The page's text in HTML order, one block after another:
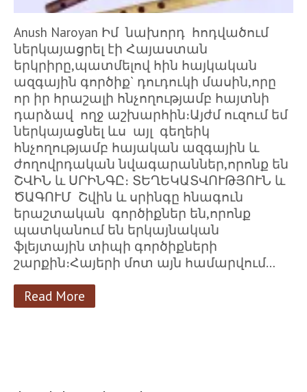
Anush Naroyan Իմ նախորդ հոդվածում
ներկայացրել էի Հայաստան
երկրիրը,պատմելով հին հայկական
ազգային գործիք` դուդուկի մասին,որը
որ իր հրաշալի հնչողությամբ հայտնի
դարձավ ողջ աշխարհին։Այժմ ուզում եմ
ներկայացնել ևս այլ գեղեիկ
հնչողությամբ հայական ազգային և
ժողովրդական նվագարաններ,որոնք են
ՇՎԻՆ և ՍՐԻՆԳԸ։ ՏԵՂԵԿԱՏՎՈՒԹՅՈՒՆ և
ԾԱԳՈՒՄ Շվին և սրինգը հնագուն
երաշտական գործիքներ են,որոնք
պատկանում են երկայնական
ֆլեյտային տիպի գործիքների
շարքին։Հայերի մոտ այն համարվում…
Read More